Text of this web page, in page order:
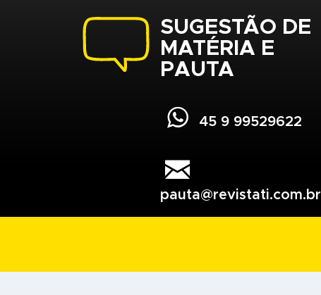
SUGESTÃO DE
MATÉRIA E
PAUTA
 45 9 99529622

pauta@revistati.com.br